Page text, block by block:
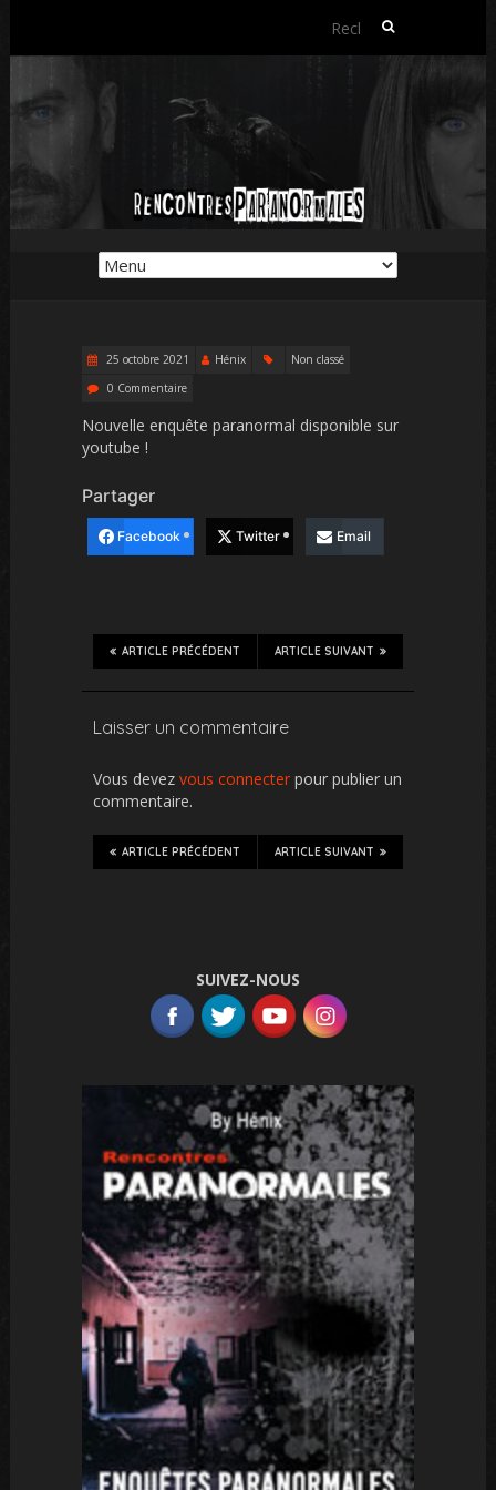
Rechercher :
25 octobre 2021 Hénix
Non classé
0 Commentaire
Nouvelle enquête paranormal disponible sur
youtube !
Partager
Facebook Twitter Email
ARTICLE SUIVANT
ARTICLE PRÉCÉDENT
Laisser un commentaire
Vous devez vous connecter pour publier un
commentaire.
ARTICLE SUIVANT
ARTICLE PRÉCÉDENT
SUIVEZ-NOUS